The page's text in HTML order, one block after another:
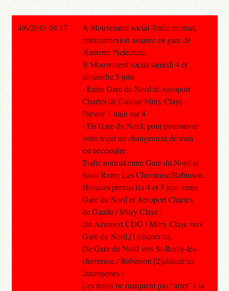
4/6/2016 04:17
A Mouvement social Trafic normal,
interconnexion assuree en gare de
Nanterre Prefecture.
B Mouvement social samedi 4 et
dimanche 5 juin
- Entre Gare du Nord et Aeroport
Charles de Gaulle/ Mitry Claye :
Prevoir 1 train sur 4
- En Gare du Nord, pour poursuivre
votre trajet un changement de train
est necessaire.
Trafic normal entre Gare du Nord et
Saint Remy Les Chevreuse/Robinson.
Horaires prevus les 4 et 5 juin, entre
Gare du Nord et Aeroport Charles
de Gaulle / Mitry Claye :
De Aeroport CDG / Mitry Claye vers
Gare du Nord,[1]cliquer ici.
De Gare du Nord vers St-Remy-les-
chevreuse / Robinson [2]cliquer ici.
Intemperies :
Les trains ne marquent pas l'arret `a la